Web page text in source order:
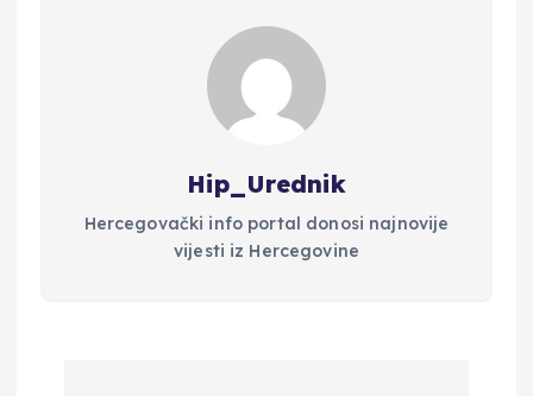
Hip_Urednik
Hercegovački info portal donosi najnovije
vijesti iz Hercegovine